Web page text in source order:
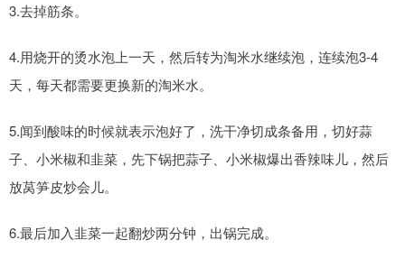
3.去掉筋条。
4.用烧开的烫水泡上一天，然后转为淘米水继续泡，连续泡3-4
天，每天都需要更换新的淘米水。
5.闻到酸味的时候就表示泡好了，洗干净切成条备用，切好蒜
子、小米椒和韭菜，先下锅把蒜子、小米椒爆出香辣味儿，然后
放莴笋皮炒会儿。
6.最后加入韭菜一起翻炒两分钟，出锅完成。